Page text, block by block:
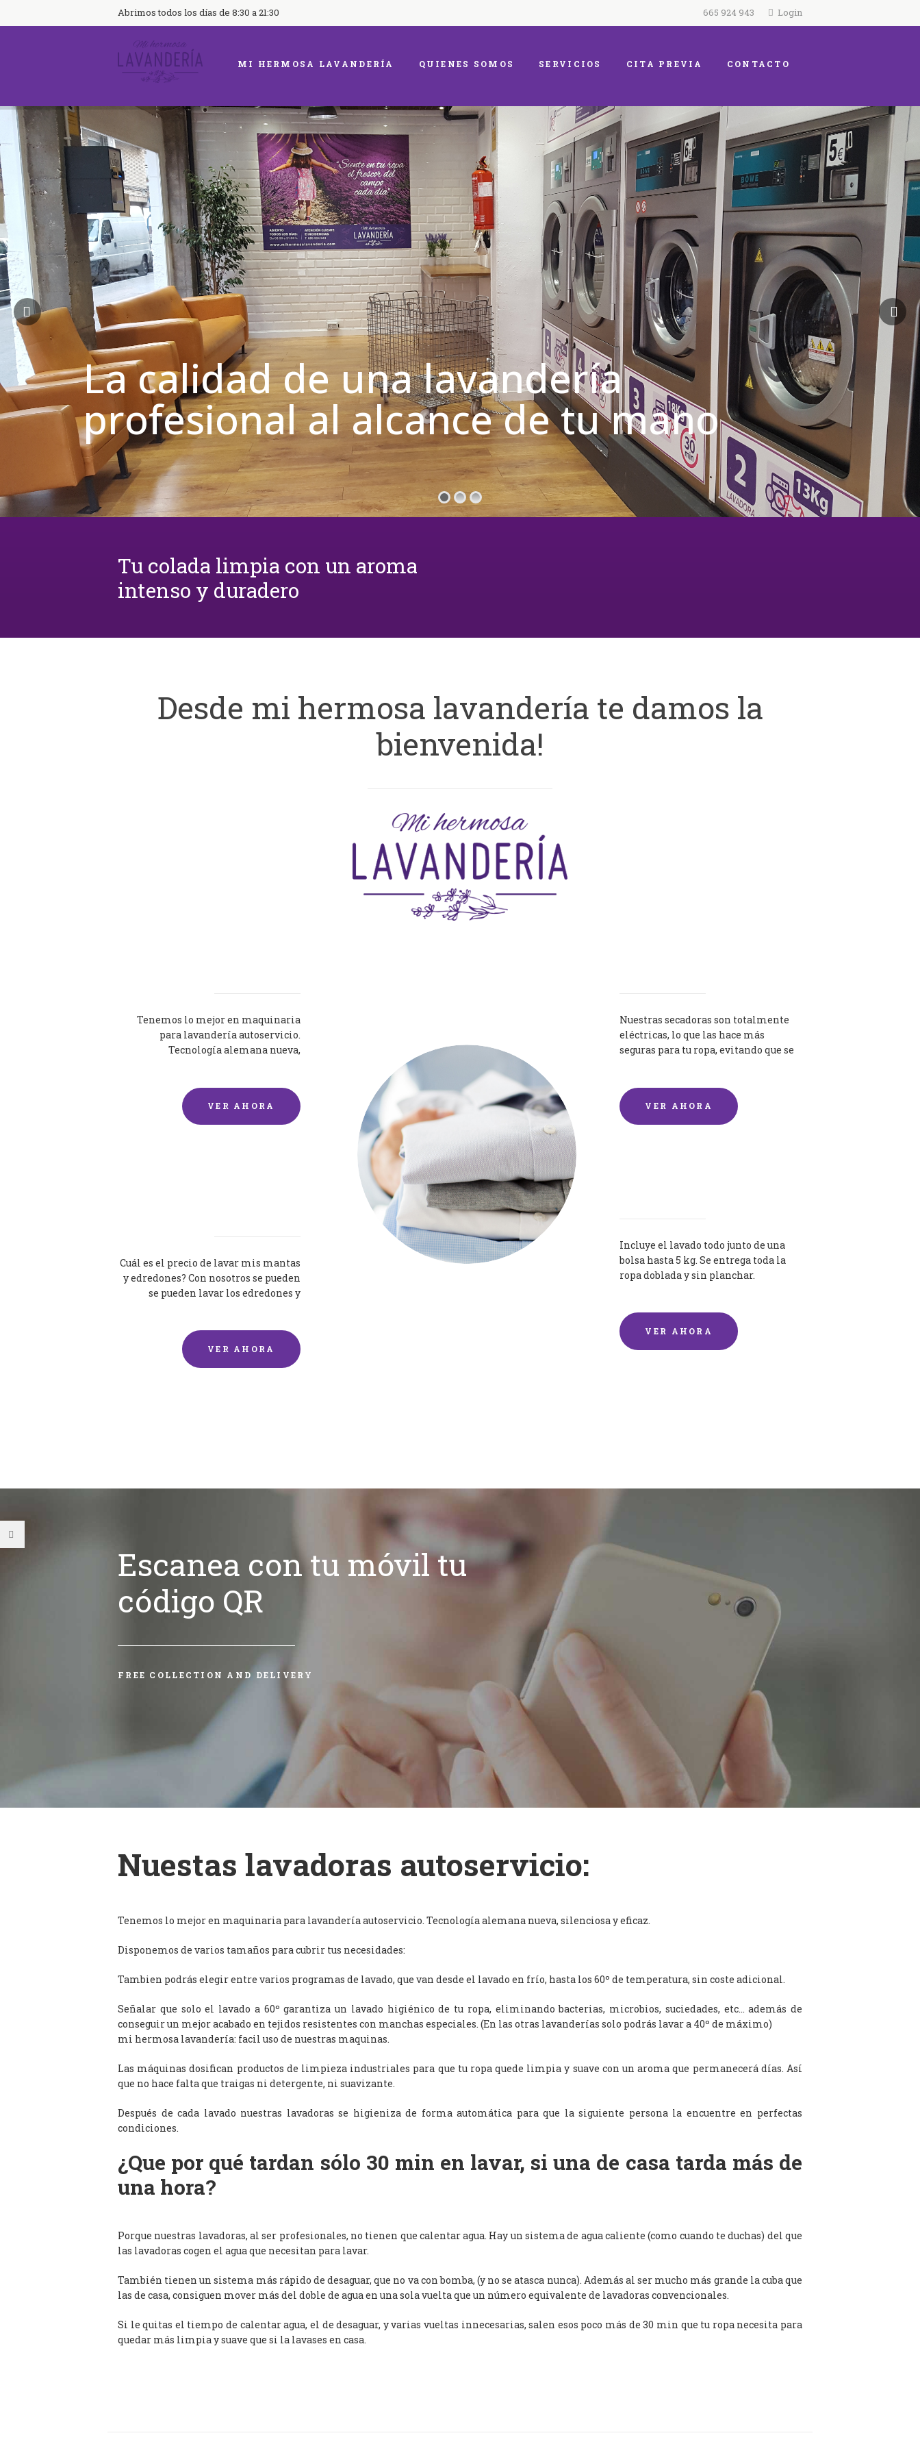
Abrimos todos los días de 8:30 a 21:30 665 924 943 Login
MI HERMOSA LAVANDERÍA QUIENES SOMOS SERVICIOS CITA PREVIA CONTACTO
La calidad de una lavandería
profesional al alcance de tu mano
Tu colada limpia con un aroma
intenso y duradero
Desde mi hermosa lavandería te damos la
bienvenida!
Tenemos lo mejor en maquinaria
para lavandería autoservicio.
Tecnología alemana nueva,
VER AHORA
Nuestras secadoras son totalmente
eléctricas, lo que las hace más
seguras para tu ropa, evitando que se
VER AHORA
Cuál es el precio de lavar mis mantas
y edredones? Con nosotros se pueden
se pueden lavar los edredones y
VER AHORA
Incluye el lavado todo junto de una
bolsa hasta 5 kg. Se entrega toda la
ropa doblada y sin planchar.
VER AHORA
Escanea con tu móvil tu
código QR
FREE COLLECTION AND DELIVERY
Nuestas lavadoras autoservicio:
Tenemos lo mejor en maquinaria para lavandería autoservicio. Tecnología alemana nueva, silenciosa y eficaz.
Disponemos de varios tamaños para cubrir tus necesidades:
Tambien podrás elegir entre varios programas de lavado, que van desde el lavado en frío, hasta los 60º de temperatura, sin coste adicional.
Señalar que solo el lavado a 60º garantiza un lavado higiénico de tu ropa, eliminando bacterias, microbios, suciedades, etc… además de
conseguir un mejor acabado en tejidos resistentes con manchas especiales. (En las otras lavanderías solo podrás lavar a 40º de máximo)
mi hermosa lavandería: facil uso de nuestras maquinas.
Las máquinas dosifican productos de limpieza industriales para que tu ropa quede limpia y suave con un aroma que permanecerá días. Así
que no hace falta que traigas ni detergente, ni suavizante.
Después de cada lavado nuestras lavadoras se higieniza de forma automática para que la siguiente persona la encuentre en perfectas
condiciones.
¿Que por qué tardan sólo 30 min en lavar, si una de casa tarda más de
una hora?
Porque nuestras lavadoras, al ser profesionales, no tienen que calentar agua. Hay un sistema de agua caliente (como cuando te duchas) del que
las lavadoras cogen el agua que necesitan para lavar.
También tienen un sistema más rápido de desaguar, que no va con bomba, (y no se atasca nunca). Además al ser mucho más grande la cuba que
las de casa, consiguen mover más del doble de agua en una sola vuelta que un número equivalente de lavadoras convencionales.
Si le quitas el tiempo de calentar agua, el de desaguar, y varias vueltas innecesarias, salen esos poco más de 30 min que tu ropa necesita para
quedar más limpia y suave que si la lavases en casa.